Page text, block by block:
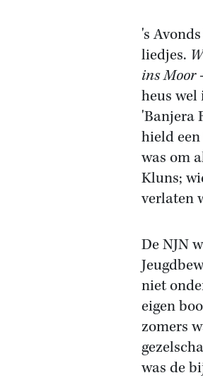
's
liedjes.
ins Moor
heus wel
'Banjera
hield
was om
Kluns;
verlaten
De NJN
niet
eigen
zomers
was de